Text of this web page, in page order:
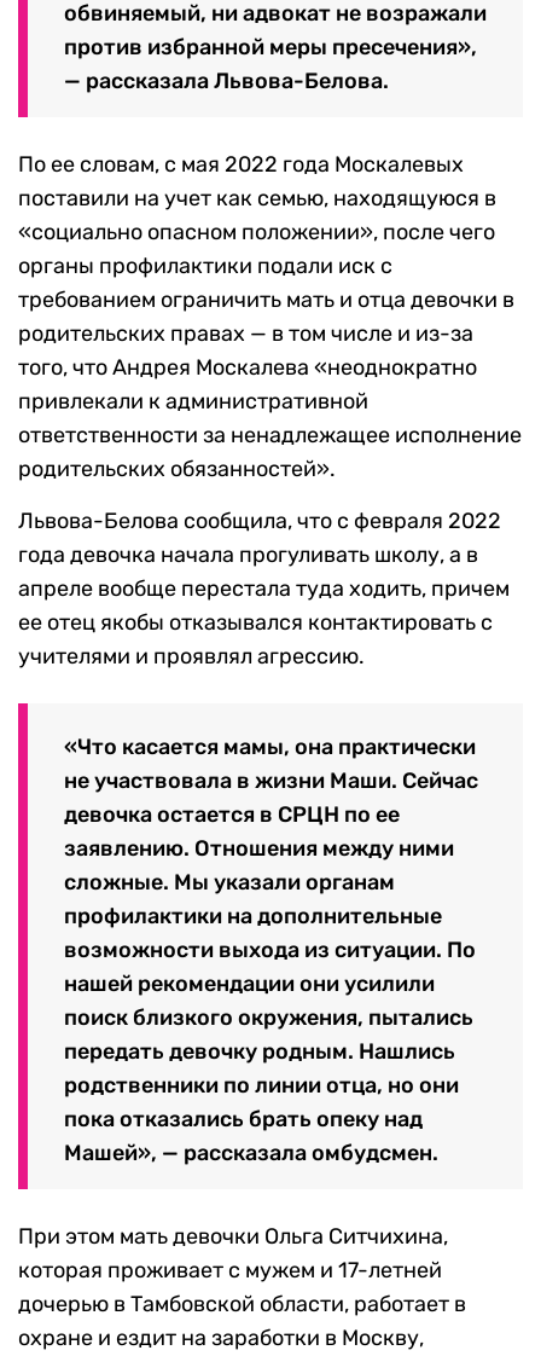
обвиняемый, ни адвокат не возражали
против избранной меры пресечения»,
— рассказала Львова-Белова.
По ее словам, с мая 2022 года Москалевых
поставили на учет как семью, находящуюся в
«социально опасном положении», после чего
органы профилактики подали иск с
требованием ограничить мать и отца девочки в
родительских правах — в том числе и из-за
того, что Андрея Москалева «неоднократно
привлекали к административной
ответственности за ненадлежащее исполнение
родительских обязанностей».
Львова-Белова сообщила, что с февраля 2022
года девочка начала прогуливать школу, а в
апреле вообще перестала туда ходить, причем
ее отец якобы отказывался контактировать с
учителями и проявлял агрессию.
«Что касается мамы, она практически
не участвовала в жизни Маши. Сейчас
девочка остается в СРЦН по ее
заявлению. Отношения между ними
сложные. Мы указали органам
профилактики на дополнительные
возможности выхода из ситуации. По
нашей рекомендации они усилили
поиск близкого окружения, пытались
передать девочку родным. Нашлись
родственники по линии отца, но они
пока отказались брать опеку над
Машей», — рассказала омбудсмен.
При этом мать девочки Ольга Ситчихина,
которая проживает с мужем и 17-летней
дочерью в Тамбовской области, работает в
охране и ездит на заработки в Москву,